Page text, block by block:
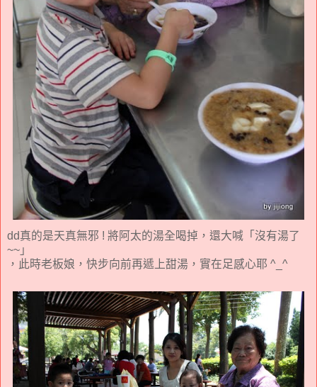
dd真的是天真無邪 ! 將阿太的湯全喝掉，還大喊「沒有湯了
~~」
，此時老板娘，快步向前再遞上甜湯，實在足感心耶 ^_^